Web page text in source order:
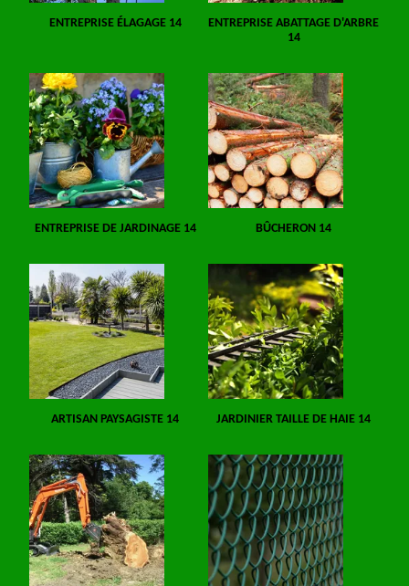
ENTREPRISE ÉLAGAGE 14
ENTREPRISE ABATTAGE D'ARBRE
14
ENTREPRISE DE JARDINAGE 14 BÛCHERON 14
ARTISAN PAYSAGISTE 14 JARDINIER TAILLE DE HAIE 14